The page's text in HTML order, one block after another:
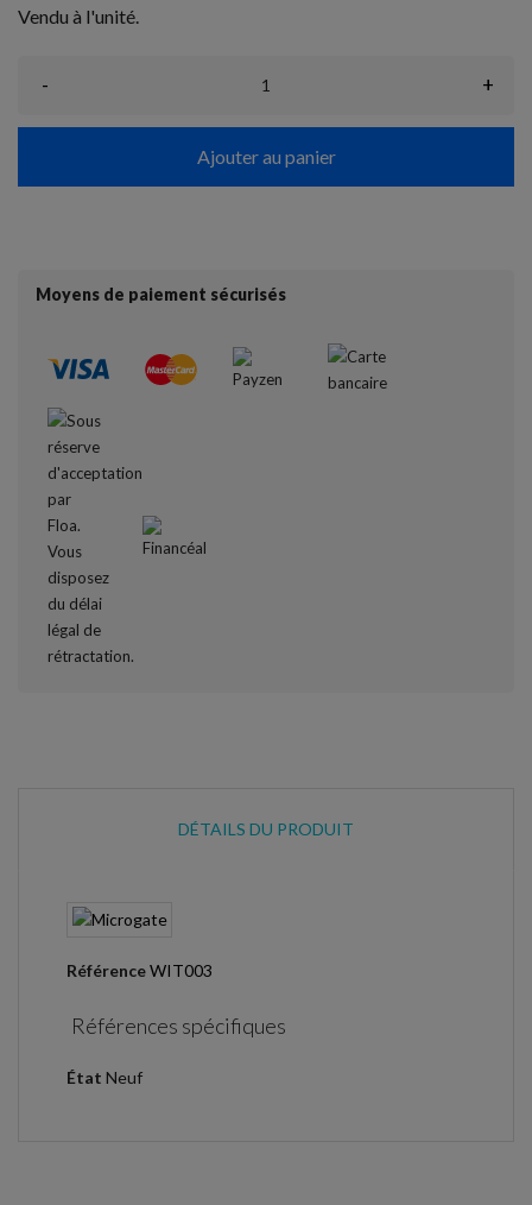
Vendu à l'unité.
- +
Ajouter au panier
Moyens de paiement sécurisés
DÉTAILS DU PRODUIT
RéférenceWIT003
Références spécifiques
État Neuf